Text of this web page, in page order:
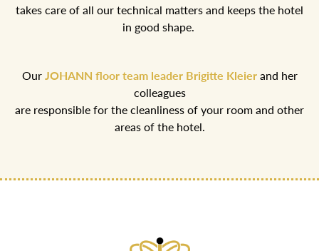
takes care of all our technical matters and keeps the hotel
in good shape.
Our JOHANN floor team leader Brigitte Kleierand her
colleagues
are responsible for the cleanliness of your room and other
areas of the hotel.